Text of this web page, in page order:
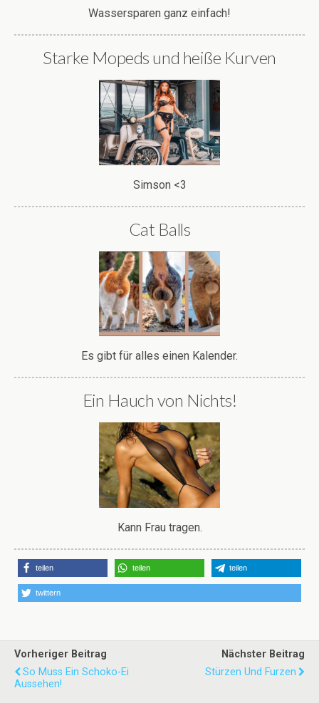
Wassersparen ganz einfach!
Starke Mopeds und heiße Kurven
Simson <3
Cat Balls
Es gibt für alles einen Kalender.
Ein Hauch von Nichts!
Kann Frau tragen.
teilen teilen teilen
twittern
Vorheriger Beitrag
So Muss Ein Schoko-Ei
Aussehen!
Nächster Beitrag
Stürzen Und Furzen